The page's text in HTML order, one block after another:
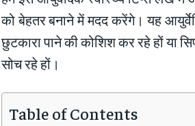
को बेहतर बनाने में मदद करेंगे। यह
छुटकारा पाने की कोशिश कर रहे हों या
सोच रहे हों।
Table of Contents